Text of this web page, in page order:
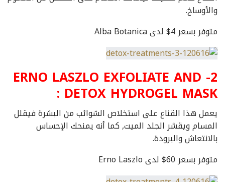
والأوساخ.
متوفر بسعر 4$ لدى Alba Botanica
2- ERNO LASZLO EXFOLIATE AND
DETOX HYDROGEL MASK :
يعمل هذا القناع على استخلاص الشوائب من البشرة فيقلل
المسام ويقشر الجلد الميت, كما أنه يمنحك الإحساس
بالانتعاش والبرودة.
متوفر بسعر 60$ لدى Erno Laszlo